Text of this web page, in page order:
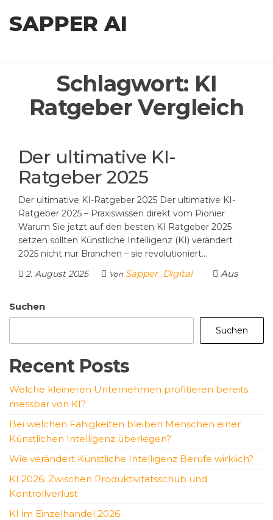
Inhalt
SAPPER AI
Schlagwort: KI
Ratgeber Vergleich
Der ultimative KI-
Ratgeber 2025
Der ultimative KI-Ratgeber 2025 Der ultimative KI-
Ratgeber 2025 – Praxiswissen direkt vom Pionier
Warum Sie jetzt auf den besten KI Ratgeber 2025
setzen sollten Künstliche Intelligenz (KI) verändert
2025 nicht nur Branchen – sie revolutioniert…
2. August 2025
Von Sapper_Digital Aus
Suchen
Suchen
Recent Posts
Welche kleineren Unternehmen profitieren bereits
messbar von KI?
Bei welchen Fähigkeiten bleiben Menschen einer
Künstlichen Intelligenz überlegen?
Wie verändert Künstliche Intelligenz Berufe wirklich?
KI 2026: Zwischen Produktivitätsschub und
Kontrollverlust
KI im Einzelhandel 2026